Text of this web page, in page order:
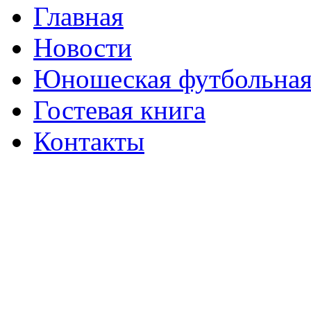
Главная
Новости
Юношеская
Гостевая книга
Контакты